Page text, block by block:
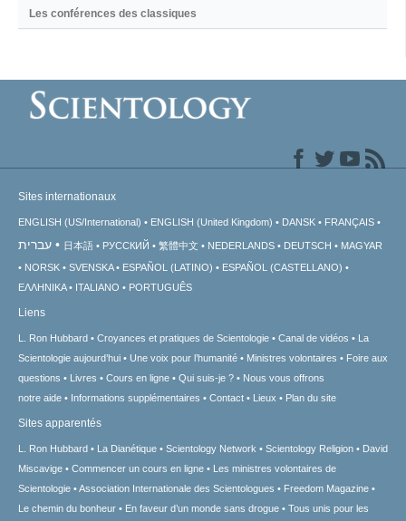
Les conférences des classiques
Sites internationaux
ENGLISH (US/International) ENGLISH (United Kingdom) DANSK FRANÇAIS
עברית 日本語 РУССКИЙ 繁體中文 NEDERLANDS DEUTSCH
MAGYAR
NORSK
SVENSKA ESPAÑOL (LATINO)
ESPAÑOL (CASTELLANO)
ΕΛΛΗΝΙΚA
ITALIANO PORTUGUÊS
Liens
L. Ron Hubbard Croyances et pratiques de Scientologie Canal de vidéos
La
Scientologie aujourd’hui
Une voix pour l’humanité Ministres volontaires
Foire aux
questions
Livres Cours en ligne Qui suis-je ?
Nous vous offrons
notre aide
Informations supplémentaires Contact Lieux Plan du site
Sites apparentés
L. Ron Hubbard La Dianétique Scientology Network Scientology Religion
David
Miscavige
Commencer un cours en ligne
Les ministres volontaires de
Scientologie
Association Internationale des Scientologues
Freedom Magazine
Le chemin du bonheur
En faveur d’un monde sans drogue Tous unis pour les